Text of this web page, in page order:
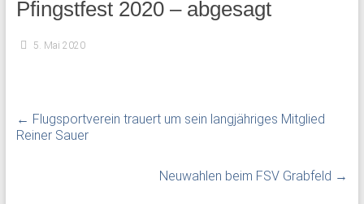
Pfingstfest 2020 – abgesagt
5. Mai 2020
← Flugsportverein trauert um sein langjähriges Mitglied
Reiner Sauer
Neuwahlen beim FSV Grabfeld →